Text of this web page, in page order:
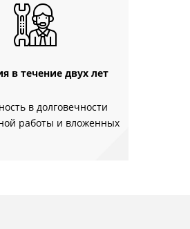
в течение двух лет
в долговечности
работы и вложенных